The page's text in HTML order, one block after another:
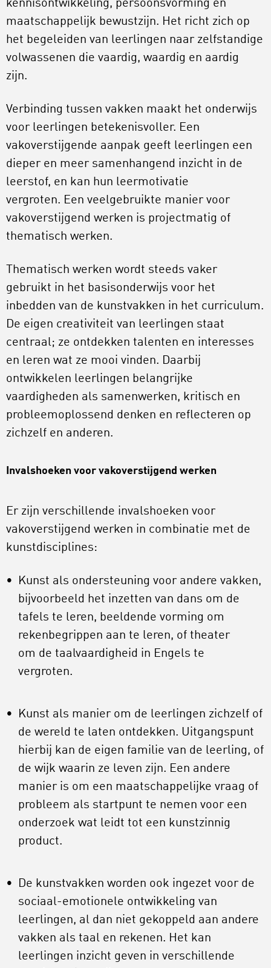
kennisontwikkeling, persoonsvorming en
maatschappelijk bewustzijn. Het richt zich op
het begeleiden van leerlingen naar zelfstandige
volwassenen die vaardig, waardig en aardig
zijn.
Verbinding tussen vakken maakt het onderwijs
voor leerlingen betekenisvoller. Een
vakoverstijgende aanpak geeft leerlingen een
dieper en meer samenhangend inzicht in de
leerstof, en kan hun leermotivatie
vergroten. Een veelgebruikte manier voor
vakoverstijgend werken is projectmatig of
thematisch werken.
Thematisch werken wordt steeds vaker
gebruikt in het basisonderwijs voor het
inbedden van de kunstvakken in het curriculum.
De eigen creativiteit van leerlingen staat
centraal; ze ontdekken talenten en interesses
en leren wat ze mooi vinden. Daarbij
ontwikkelen leerlingen belangrijke
vaardigheden als samenwerken, kritisch en
probleemoplossend denken en reflecteren op
zichzelf en anderen.
Invalshoeken voor vakoverstijgend werken
Er zijn verschillende invalshoeken voor
vakoverstijgend werken in combinatie met de
kunstdisciplines:
Kunst als ondersteuning voor andere vakken,
bijvoorbeeld het inzetten van dans om de
tafels te leren, beeldende vorming om
rekenbegrippen aan te leren, of theater
om de taalvaardigheid in Engels te
vergroten.
Kunst als manier om de leerlingen zichzelf of
de wereld te laten ontdekken. Uitgangspunt
hierbij kan de eigen familie van de leerling, of
de wijk waarin ze leven zijn. Een andere
manier is om een maatschappelijke vraag of
probleem als startpunt te nemen voor een
onderzoek wat leidt tot een kunstzinnig
product.
De kunstvakken worden ook ingezet voor de
sociaal-emotionele ontwikkeling van
leerlingen, al dan niet gekoppeld aan andere
vakken als taal en rekenen. Het kan
leerlingen inzicht geven in verschillende